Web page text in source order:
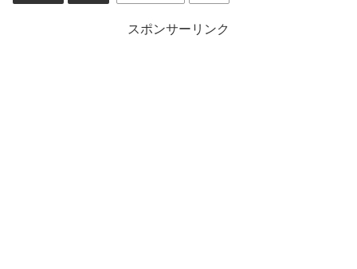
スポンサーリンク